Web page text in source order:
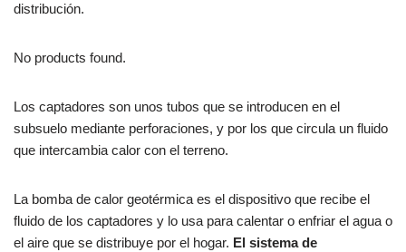
distribución.
No products found.
Los captadores son unos tubos que se introducen en el
subsuelo mediante perforaciones, y por los que circula un fluido
que intercambia calor con el terreno.
La bomba de calor geotérmica es el dispositivo que recibe el
fluido de los captadores y lo usa para calentar o enfriar el agua o
el aire que se distribuye por el hogar. El sistema de